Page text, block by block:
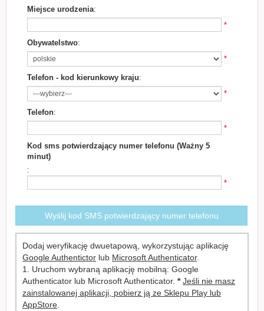
Miejsce urodzenia:
*
Obywatelstwo:
*
Telefon - kod kierunkowy kraju:
*
Telefon:
*
Kod sms potwierdzający numer telefonu (Ważny 5
minut)
:
*
Wyślij kod SMS potwierdzający numer telefonu
Dodaj weryfikację dwuetapową, wykorzystując aplikację
Google Authentictor lub Microsoft Authenticator.
1. Uruchom wybraną aplikację mobilną: Google
Authenticator lub Microsoft Authenticator. * Jeśli nie masz
zainstalowanej aplikacji, pobierz ją ze Sklepu Play lub
AppStore